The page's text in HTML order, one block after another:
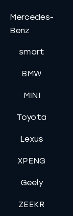
Mercedes-
Benz
smart
BMW
MINI
Toyota
Lexus
XPENG
Geely
ZEEKR